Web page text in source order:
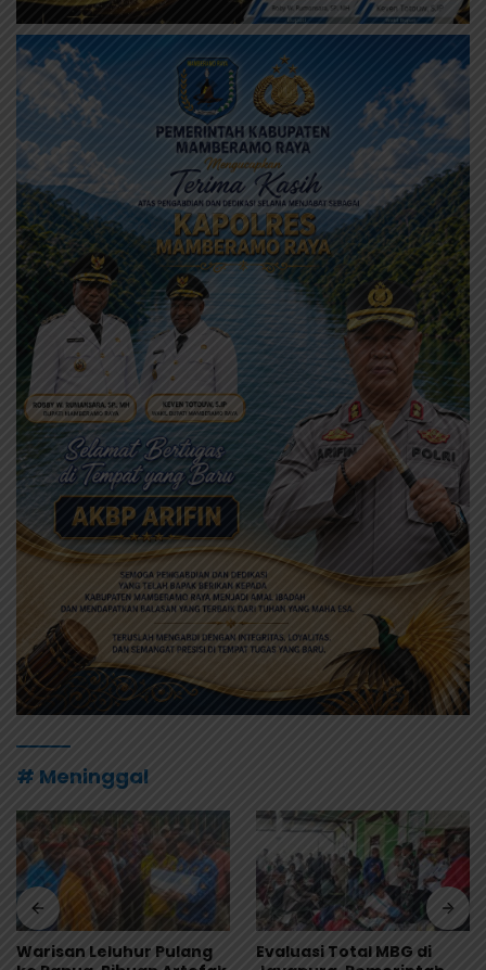
# Meninggal
Warisan Leluhur Pulang
Evaluasi Total MBG di